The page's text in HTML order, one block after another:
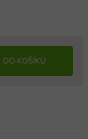
DO KOŠÍKU